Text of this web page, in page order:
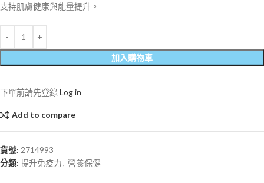
支持肌膚健康與能量提升。
加入購物車
下單前請先登錄Log in
Add to compare
貨號: 2714993
分類: 提升免疫力, 營養保健